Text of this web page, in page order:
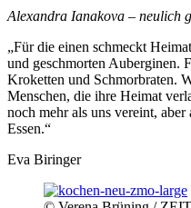
Alexandra Ianakova – neulich
„Für die einen schmeckt
und geschmorten Auberginen.
Kroketten und Schmorbraten.
Menschen, die ihre Heimat
noch mehr als uns vereint,
Essen.“
Eva Biringer